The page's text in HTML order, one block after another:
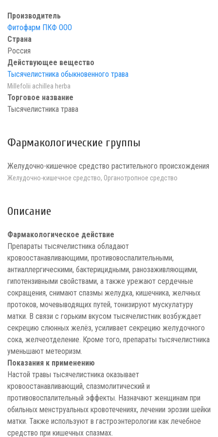
Производитель
Фитофарм ПКФ ООО
Страна
Россия
Действующее вещество
Тысячелистника обыкновенного трава
Millefolii achillea herba
Торговое название
Тысячелистника трава
Фармакологические группы
Желудочно-кишечное средство растительного происхождения
Желудочно-кишечное средство, Органотропное средство
Описание
Фармакологическое действие
Препараты тысячелистника обладают
кровоостанавливающими, противовоспалительными,
антиаллергическими, бактерицидными, ранозаживляющими,
гипотензивными свойствами, а также урежают сердечные
сокращения, снимают спазмы желудка, кишечника, желчных
протоков, мочевыводящих путей, тонизируют мускулатуру
матки. В связи с горьким вкусом тысячелистник возбуждает
секрецию слюнных желёз, усиливает секрецию желудочного
сока, желчеотделение. Кроме того, препараты тысячелистника
уменьшают метеоризм.
Показания к применению
Настой травы тысячелистника оказывает
кровоостанавливающий, спазмолитический и
противовоспалительный эффекты. Назначают женщинам при
обильных менструальных кровотечениях, лечении эрозии шейки
матки. Также используют в гастроэнтерологии как лечебное
средство при кишечных спазмах.